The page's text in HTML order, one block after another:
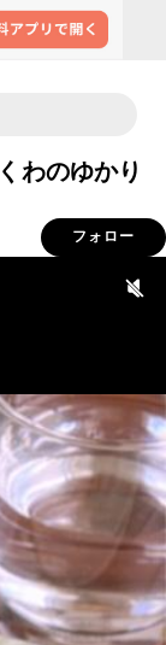
わのゆかり
フォロー